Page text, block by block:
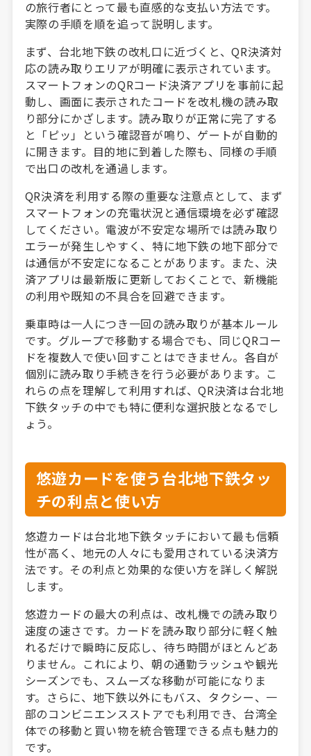
の旅行者にとって最も直感的な支払い方法です。
実際の手順を順を追って説明します。
まず、台北地下鉄の改札口に近づくと、QR決済対
応の読み取りエリアが明確に表示されています。
スマートフォンのQRコード決済アプリを事前に起
動し、画面に表示されたコードを改札機の読み取
り部分にかざします。読み取りが正常に完了する
と「ピッ」という確認音が鳴り、ゲートが自動的
に開きます。目的地に到着した際も、同様の手順
で出口の改札を通過します。
QR決済を利用する際の重要な注意点として、まず
スマートフォンの充電状況と通信環境を必ず確認
してください。電波が不安定な場所では読み取り
エラーが発生しやすく、特に地下鉄の地下部分で
は通信が不安定になることがあります。また、決
済アプリは最新版に更新しておくことで、新機能
の利用や既知の不具合を回避できます。
乗車時は一人につき一回の読み取りが基本ルール
です。グループで移動する場合でも、同じQRコー
ドを複数人で使い回すことはできません。各自が
個別に読み取り手続きを行う必要があります。こ
れらの点を理解して利用すれば、QR決済は台北地
下鉄タッチの中でも特に便利な選択肢となるでし
ょう。
悠遊カードを使う台北地下鉄タッ
チの利点と使い方
悠遊カードは台北地下鉄タッチにおいて最も信頼
性が高く、地元の人々にも愛用されている決済方
法です。その利点と効果的な使い方を詳しく解説
します。
悠遊カードの最大の利点は、改札機での読み取り
速度の速さです。カードを読み取り部分に軽く触
れるだけで瞬時に反応し、待ち時間がほとんどあ
りません。これにより、朝の通勤ラッシュや観光
シーズンでも、スムーズな移動が可能になりま
す。さらに、地下鉄以外にもバス、タクシー、一
部のコンビニエンスストアでも利用でき、台湾全
体での移動と買い物を統合管理できる点も魅力的
です。